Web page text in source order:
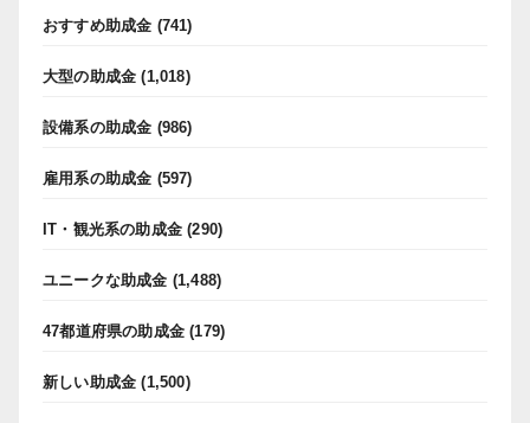
おすすめ助成金 (741)
大型の助成金 (1,018)
設備系の助成金 (986)
雇用系の助成金 (597)
IT・観光系の助成金 (290)
ユニークな助成金 (1,488)
47都道府県の助成金 (179)
新しい助成金 (1,500)